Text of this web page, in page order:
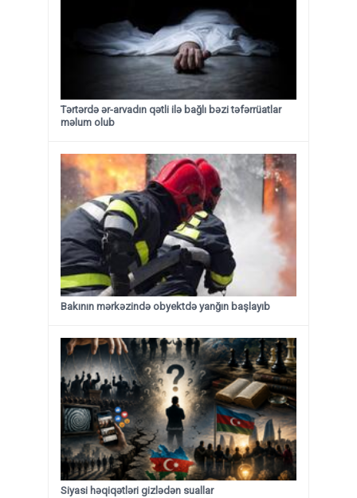
Tərtərdə ər-arvadın qətli ilə bağlı bəzi təfərrüatlar
məlum olub
Bakının mərkəzində obyektdə yanğın başlayıb
Siyasi həqiqətləri gizlədən suallar